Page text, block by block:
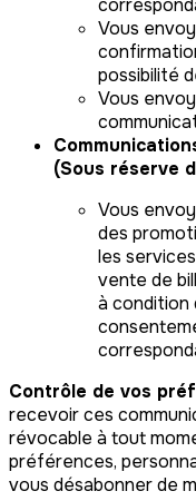
Vous
possibilité
Vous
(Sous réserve
Vous
des
les
vente de
à condition
Contrôle de vos
recevoir ces
révocable à tout
préférences,
vous désabonner de